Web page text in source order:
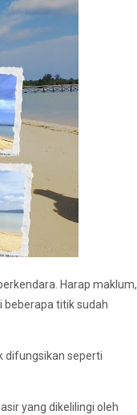
Harap maklum,
beberapa titik sudah
difungsikan seperti
yang dikelilingi oleh